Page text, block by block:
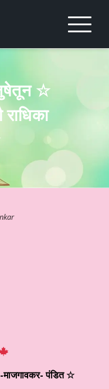
☆
माजगावकर- पंडित☆